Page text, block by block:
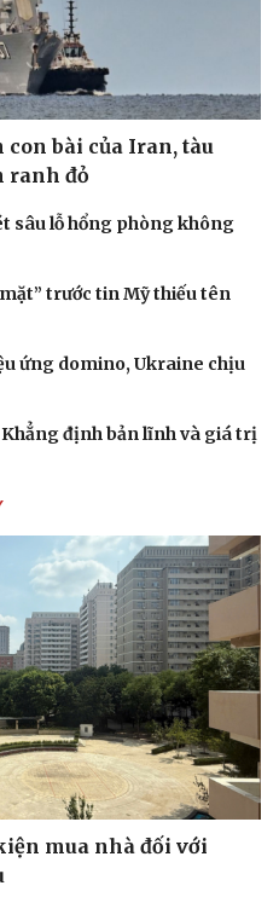
con bài của Iran, tàu
ranh đỏ
sâu lỗ hổng phòng không
trước tin Mỹ thiếu tên
ứng domino, Ukraine chịu
Khẳng định bản lĩnh và giá trị
mua nhà đối với